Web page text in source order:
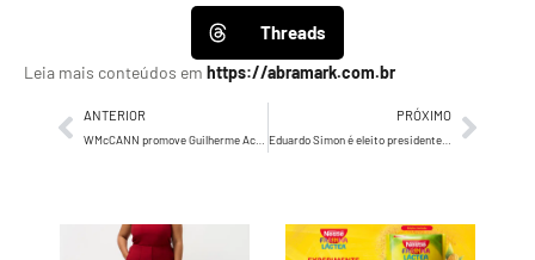
Threads
Leia mais conteúdos em https://abramark.com.br
ANTERIOR PRÓXIMO
Eduardo Simon é eleito presidente do Conar para o mandato 2026/2028